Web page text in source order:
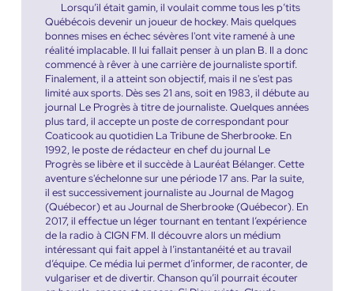
Lorsqu’il était gamin, il voulait comme tous les p’tits
Québécois devenir un joueur de hockey. Mais quelques
bonnes mises en échec sévères l'ont vite ramené à une
réalité implacable. Il lui fallait penser à un plan B. Il a donc
commencé à rêver à une carrière de journaliste sportif.
Finalement, il a atteint son objectif, mais il ne s'est pas
limité aux sports. Dès ses 21 ans, soit en 1983, il débute au
journal Le Progrès à titre de journaliste. Quelques années
plus tard, il accepte un poste de correspondant pour
Coaticook au quotidien La Tribune de Sherbrooke. En
1992, le poste de rédacteur en chef du journal Le
Progrès se libère et il succède à Lauréat Bélanger. Cette
aventure s'échelonne sur une période 17 ans. Par la suite,
il est successivement journaliste au Journal de Magog
(Québecor) et au Journal de Sherbrooke (Québecor). En
2017, il effectue un léger tournant en tentant l’expérience
de la radio à CIGN FM. Il découvre alors un médium
intéressant qui fait appel à l’instantanéité et au travail
d’équipe. Ce média lui permet d’informer, de raconter, de
vulgariser et de divertir. Chanson qu’il pourrait écouter